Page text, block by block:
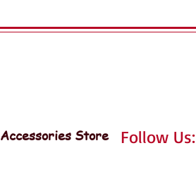
Accessories Store Follow Us: